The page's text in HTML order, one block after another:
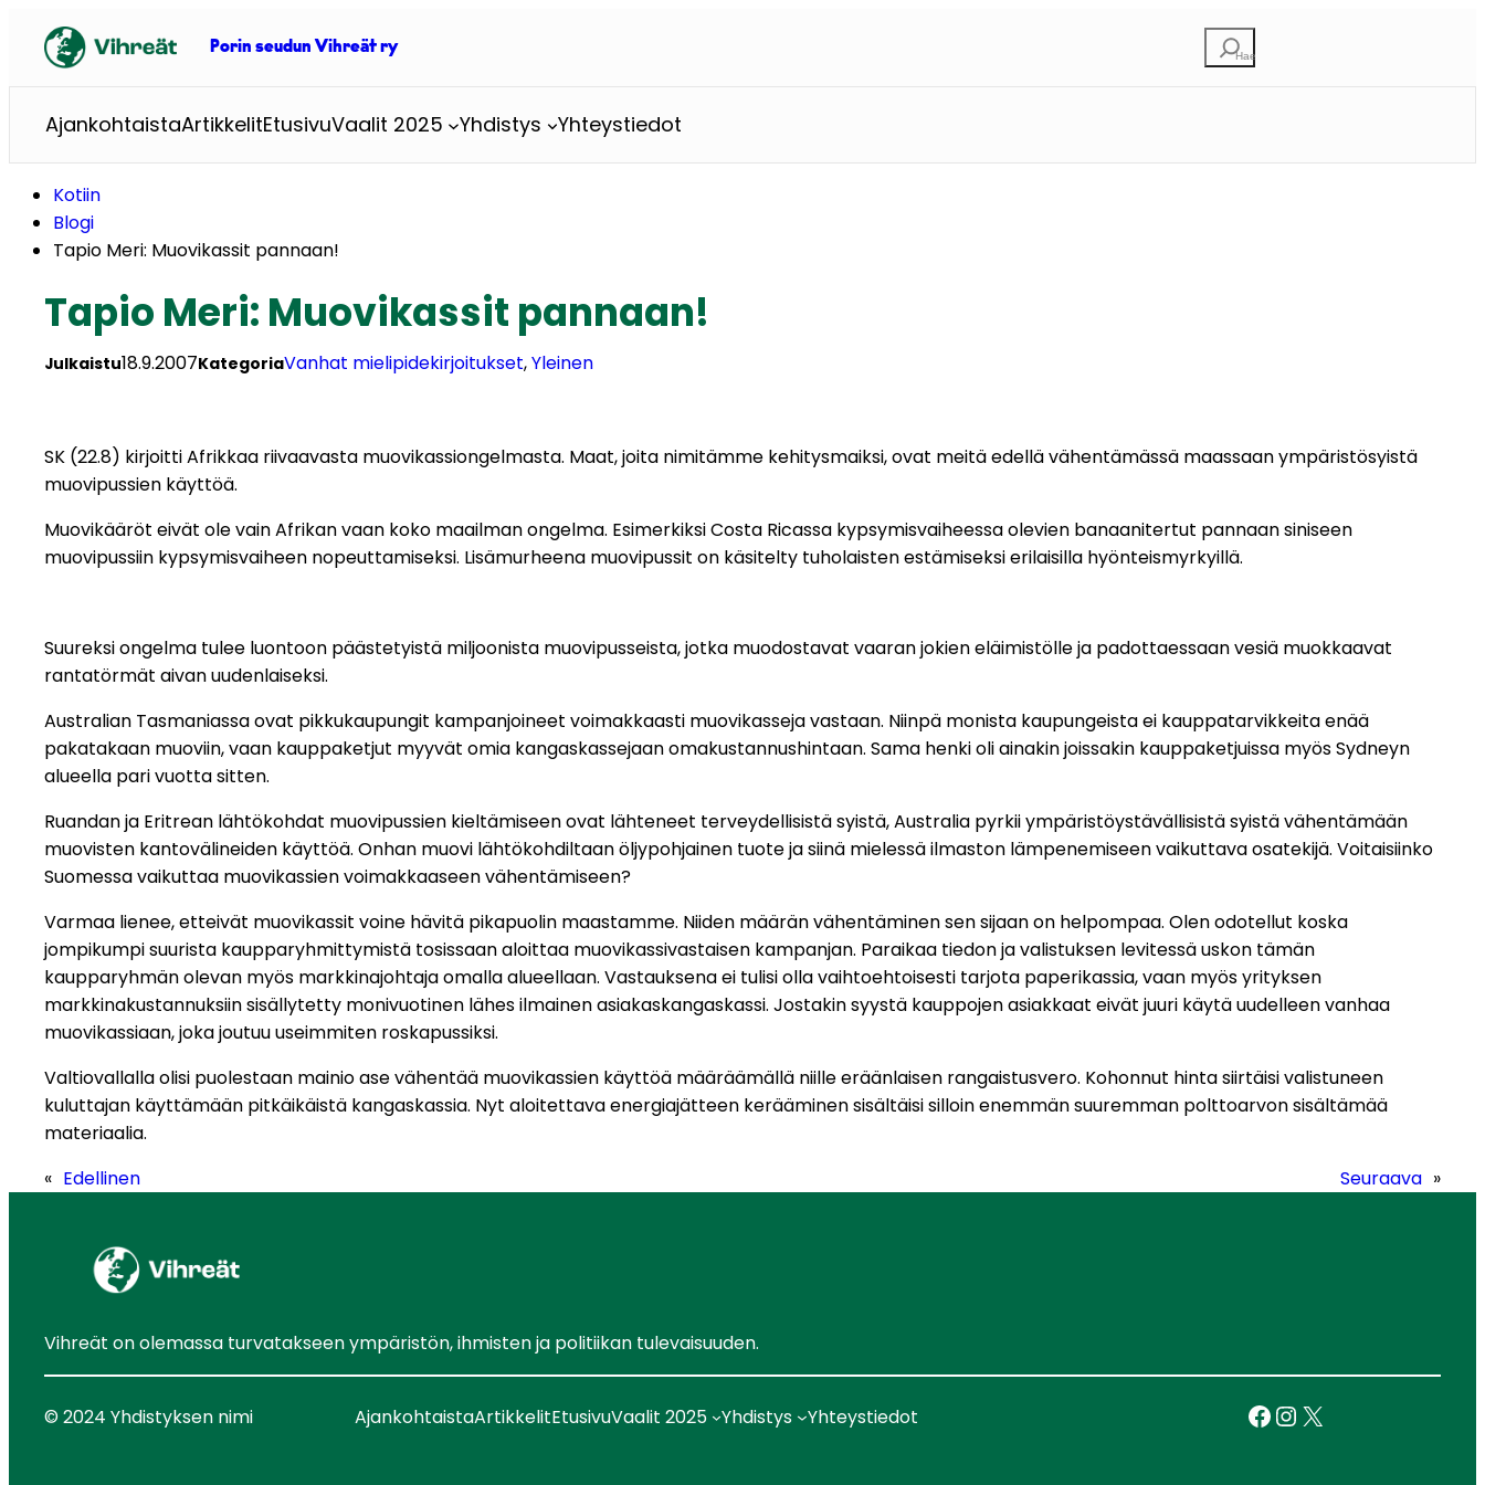
sisältöön
Porin seudun Vihreät ry
t
AjankohtaistaArtikkelitEtusivuVaalit 2025 Yhdistys Yhteystiedot
Kotiin
Blogi
Tapio Meri: Muovikassit pannaan!
Tapio Meri: Muovikassit pannaan!
Julkaistu18.9.2007KategoriaVanhat mielipidekirjoitukset, Yleinen
SK (22.8) kirjoitti Afrikkaa riivaavasta muovikassiongelmasta. Maat, joita nimitämme kehitysmaiksi, ovat meitä edellä vähentämässä maassaan ympäristösyistä
muovipussien käyttöä.
Muovikääröt eivät ole vain Afrikan vaan koko maailman ongelma. Esimerkiksi Costa Ricassa kypsymisvaiheessa olevien banaanitertut pannaan siniseen
muovipussiin kypsymisvaiheen nopeuttamiseksi. Lisämurheena muovipussit on käsitelty tuholaisten estämiseksi erilaisilla hyönteismyrkyillä.
Suureksi ongelma tulee luontoon päästetyistä miljoonista muovipusseista, jotka muodostavat vaaran jokien eläimistölle ja padottaessaan vesiä muokkaavat
rantatörmät aivan uudenlaiseksi.
Australian Tasmaniassa ovat pikkukaupungit kampanjoineet voimakkaasti muovikasseja vastaan. Niinpä monista kaupungeista ei kauppatarvikkeita enää
pakatakaan muoviin, vaan kauppaketjut myyvät omia kangaskassejaan omakustannushintaan. Sama henki oli ainakin joissakin kauppaketjuissa myös Sydneyn
alueella pari vuotta sitten.
Ruandan ja Eritrean lähtökohdat muovipussien kieltämiseen ovat lähteneet terveydellisistä syistä, Australia pyrkii ympäristöystävällisistä syistä vähentämään
muovisten kantovälineiden käyttöä. Onhan muovi lähtökohdiltaan öljypohjainen tuote ja siinä mielessä ilmaston lämpenemiseen vaikuttava osatekijä. Voitaisiinko
Suomessa vaikuttaa muovikassien voimakkaaseen vähentämiseen?
Varmaa lienee, etteivät muovikassit voine hävitä pikapuolin maastamme. Niiden määrän vähentäminen sen sijaan on helpompaa. Olen odotellut koska
jompikumpi suurista kaupparyhmittymistä tosissaan aloittaa muovikassivastaisen kampanjan. Paraikaa tiedon ja valistuksen levitessä uskon tämän
kaupparyhmän olevan myös markkinajohtaja omalla alueellaan. Vastauksena ei tulisi olla vaihtoehtoisesti tarjota paperikassia, vaan myös yrityksen
markkinakustannuksiin sisällytetty monivuotinen lähes ilmainen asiakaskangaskassi. Jostakin syystä kauppojen asiakkaat eivät juuri käytä uudelleen vanhaa
muovikassiaan, joka joutuu useimmiten roskapussiksi.
Valtiovallalla olisi puolestaan mainio ase vähentää muovikassien käyttöä määräämällä niille eräänlaisen rangaistusvero. Kohonnut hinta siirtäisi valistuneen
kuluttajan käyttämään pitkäikäistä kangaskassia. Nyt aloitettava energiajätteen kerääminen sisältäisi silloin enemmän suuremman polttoarvon sisältämää
materiaalia.
« Edellinen Seuraava »
Vihreät on olemassa turvatakseen ympäristön, ihmisten ja politiikan tulevaisuuden.
© 2024 Yhdistyksen nimi AjankohtaistaArtikkelitEtusivuVaalit 2025 Yhdistys Yhteystiedot Facebook InstagramX